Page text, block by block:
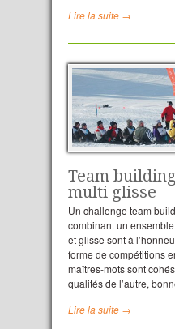
Lire la suite →
Team
multi glisse
Un challenge team
combinant un
et glisse sont à
forme de compétitions
maîtres-mots sont
qualités de l’autre,
Lire la suite →